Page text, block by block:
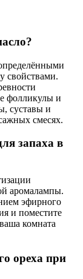
свойствами.
фолликулы и
суставы и
смесях.
запаха в
аромалампы.
эфирного
и поместите
комната
ореха при